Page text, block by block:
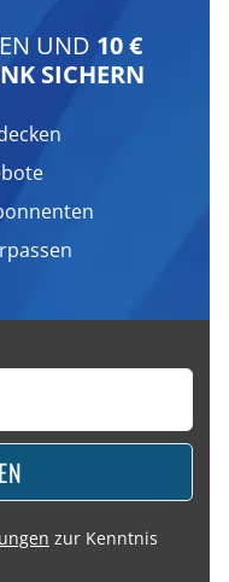
UND 10 €
SICHERN
zur Kenntnis